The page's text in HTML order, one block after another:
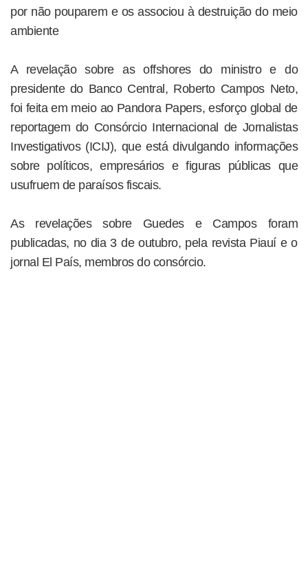
por não pouparem e os associou à destruição do meio
ambiente
A revelação sobre as offshores do ministro e do
presidente do Banco Central, Roberto Campos Neto,
foi feita em meio ao Pandora Papers, esforço global de
reportagem do Consórcio Internacional de Jornalistas
Investigativos (ICIJ), que está divulgando informações
sobre políticos, empresários e figuras públicas que
usufruem de paraísos fiscais.
As revelações sobre Guedes e Campos foram
publicadas, no dia 3 de outubro, pela revista Piauí e o
jornal El País, membros do consórcio.